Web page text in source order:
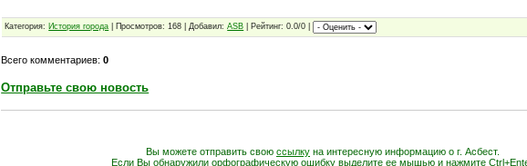
Категория: История города | Просмотров: 168 | Добавил:ASB | Рейтинг: 0.0/0 |
Всего комментариев:0
Отправьте свою новость
Вы можете отправить свою ссылку на интересную информацию о г. Асбест.
Если Вы обнаружили орфографическую ошибку выделите ее мышью и нажмите